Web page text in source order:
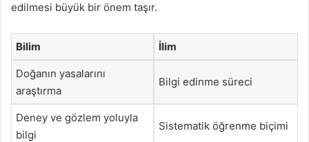
edilmesi büyük bir önem taşır.
Bilim İlim
Doğanın yasalarını
araştırma
Bilgi edinme süreci
Deney ve gözlem yoluyla
bilgi
Sistematik öğrenme biçimi